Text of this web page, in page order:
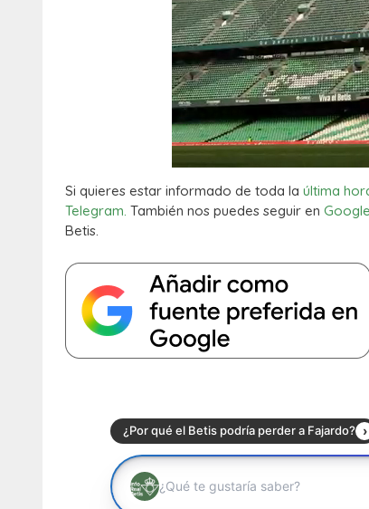
Si quieres estar informado de toda la última
Telegram. También nos puedes seguir en Google
Betis.